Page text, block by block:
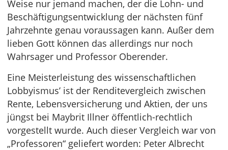
Weise nur jemand machen, der die Lohn- und
Beschäftigungsentwicklung der nächsten fünf
Jahrzehnte genau voraussagen kann. Außer dem
lieben Gott können das allerdings nur noch
Wahrsager und Professor Oberender.
Eine Meisterleistung des wissenschaftlichen
Lobbyismus’ ist der Renditevergleich zwischen
Rente, Lebensversicherung und Aktien, der uns
jüngst bei Maybrit Illner öffentlich-rechtlich
vorgestellt wurde. Auch dieser Vergleich war von
„Professoren“ geliefert worden: Peter Albrecht